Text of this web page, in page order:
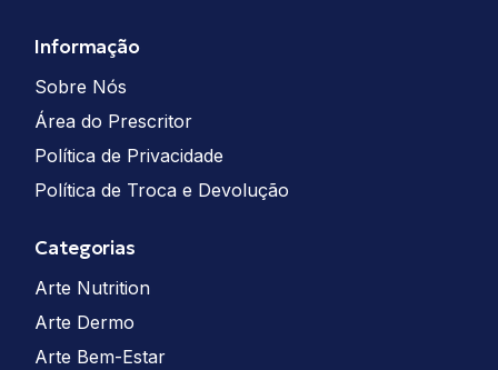
Informação
Sobre Nós
Área do Prescritor
Política de Privacidade
Política de Troca e Devolução
Categorias
Arte Nutrition
Arte Dermo
Arte Bem-Estar